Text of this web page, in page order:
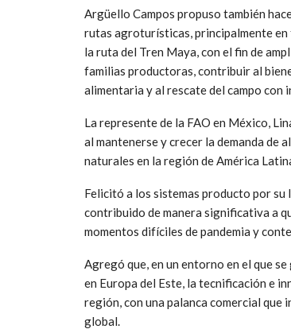
Argüello Campos propuso también
rutas agroturísticas, principalmente
la ruta del Tren Maya, con el fin de
familias productoras, contribuir al
alimentaria y al rescate del campo con
La represente de la FAO en México,
al mantenerse y crecer la demanda de
naturales en la región de América
Felicitó a los sistemas producto por su
contribuido de manera significativa a
momentos difíciles de pandemia y
Agregó que, en un entorno en el que
en Europa del Este, la tecnificación e
región, con una palanca comercial
global.